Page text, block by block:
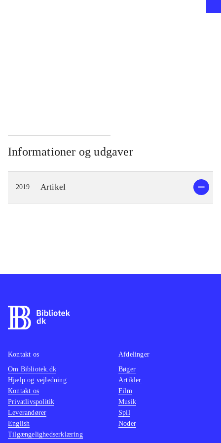
Informationer og udgaver
2019 Artikel
Kontakt os
Om Bibliotek.dk
Hjælp og vejledning
Kontakt os
Privatlivspolitik
Leverandører
English
Tilgængelighedserklæring
Afdelinger
Bøger
Artikler
Film
Musik
Spil
Noder